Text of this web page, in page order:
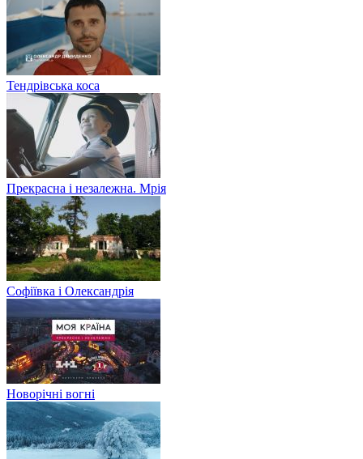
Тендрівська коса
Прекрасна і незалежна. Мрія
Софіївка і Олександрія
Новорічні вогні